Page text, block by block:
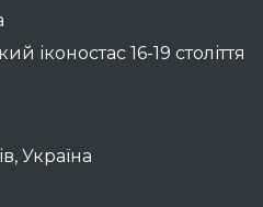
іконостас 16-19 cтоліття
Україна